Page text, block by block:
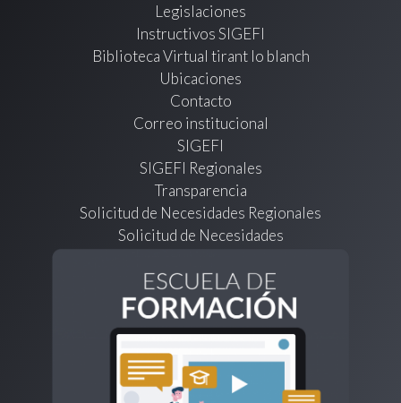
Legislaciones
Instructivos SIGEFI
Biblioteca Virtual tirant lo blanch
Ubicaciones
Contacto
Correo institucional
SIGEFI
SIGEFI Regionales
Transparencia
Solicitud de Necesidades Regionales
Solicitud de Necesidades